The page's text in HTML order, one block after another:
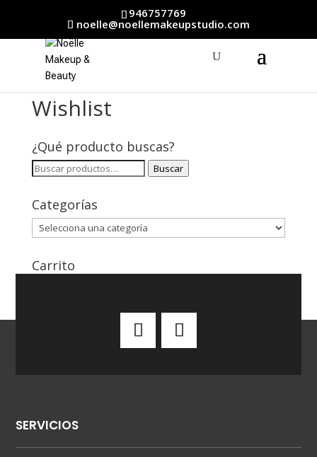
946757769
noelle@noellemakeupstudio.com
Wishlist
¿Qué producto buscas?
Buscar
Buscar
Categorías
Carrito
SERVICIOS